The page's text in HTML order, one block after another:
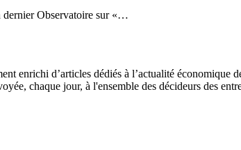
dernier Observatoire sur «…
enrichi d’articles dédiés à l’actualité économique
chaque jour, à l'ensemble des décideurs des